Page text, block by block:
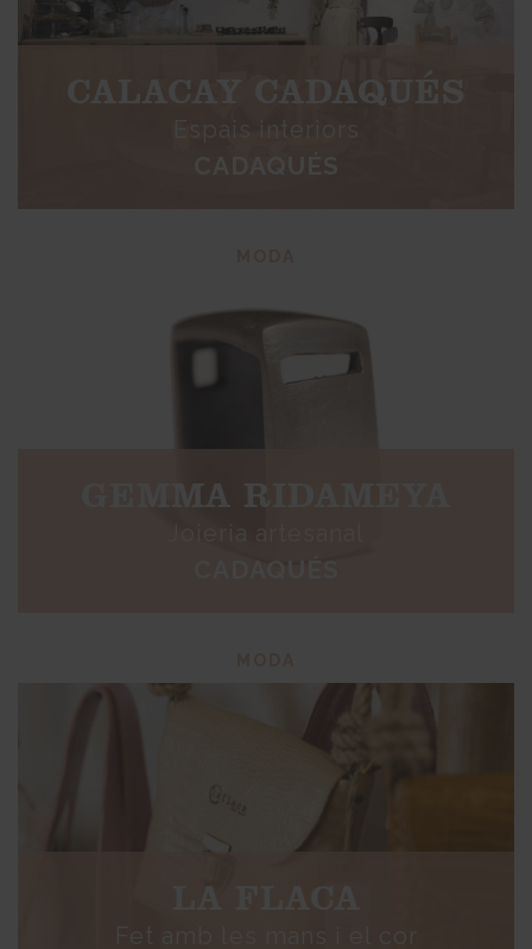
CALACAY CADAQUÉS
Espais interiors
CADAQUÉS
GEMMA RIDAMEYA
Joieria artesanal
LA FLACA
Fet amb les mans i el cor